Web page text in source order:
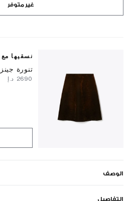
غير متوفر
نسقيها مع
تنورة جينز
الوصف
التفاصيل